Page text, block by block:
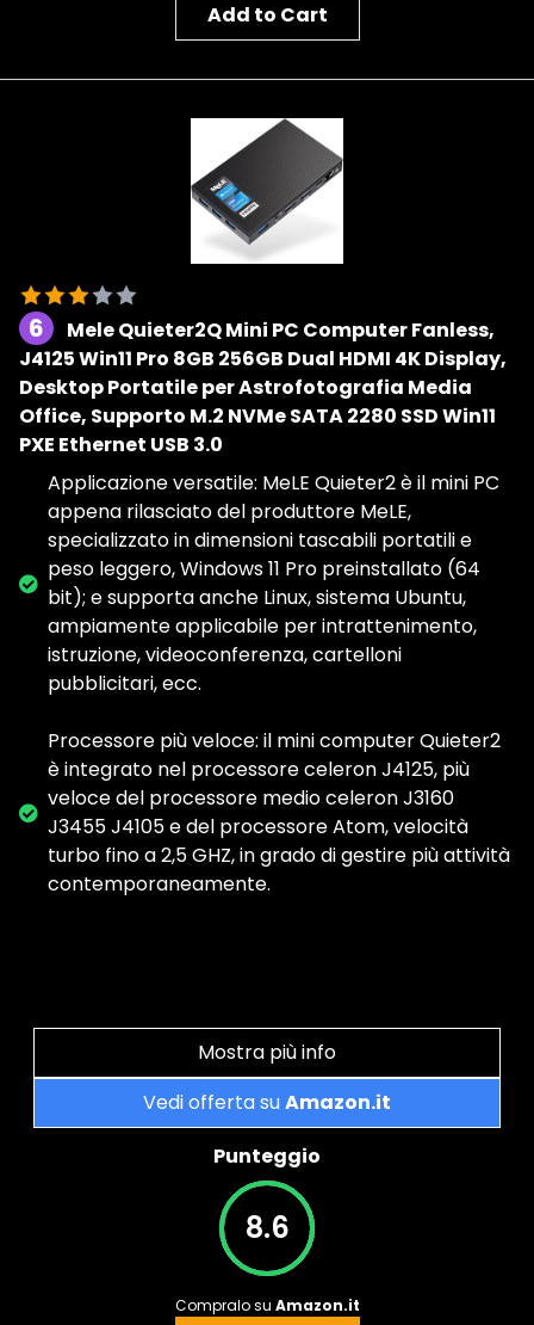
Add to Cart
6
Mele Quieter2Q Mini PC Computer Fanless,
J4125 Win11 Pro 8GB 256GB Dual HDMI 4K Display,
Desktop Portatile per Astrofotografia Media
Office, Supporto M.2 NVMe SATA 2280 SSD Win11
PXE Ethernet USB 3.0
Applicazione versatile: MeLE Quieter2 è il mini PC
appena rilasciato del produttore MeLE,
specializzato in dimensioni tascabili portatili e
peso leggero, Windows 11 Pro preinstallato (64
bit); e supporta anche Linux, sistema Ubuntu,
ampiamente applicabile per intrattenimento,
istruzione, videoconferenza, cartelloni
pubblicitari, ecc.
Processore più veloce: il mini computer Quieter2
è integrato nel processore celeron J4125, più
veloce del processore medio celeron J3160
J3455 J4105 e del processore Atom, velocità
turbo fino a 2,5 GHZ, in grado di gestire più attività
contemporaneamente.
Mostra più info
Vedi offerta suAmazon.it
Punteggio
8.6
Compralo su Amazon.it